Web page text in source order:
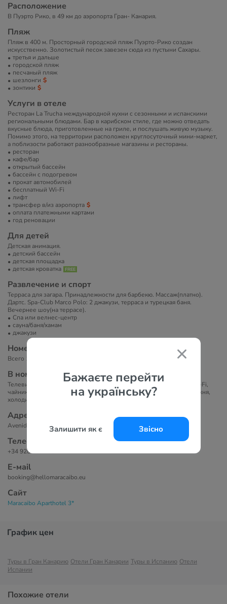
Бажаєте перейти
на українську?
Залишити як є Звісно
Расположение
В Пуэрто Рико, в 49 км до аэропорта Гран- Канария.
Пляж
Пляж в 400 м. Просторный городской пляж Пуэрто-Рико создан
искусственно. Золотистый песок завезен сюда из пустыни Сахары.
третья и дальше
городской пляж
песчаный пляж
шезлонги
зонтики
Услуги в отеле
Ресторан La Trucha международной кухни с сезонными и испанскими
региональными блюдами. Бар в карибском стиле, где можно отведать
вкусные блюда, приготовленные на гриле, и послушать живую музыку.
Помимо этого, на территории расположен круглосуточный мини-маркет,
а поблизости работают разнообразные магазины и рестораны.
ресторан
кафе/бар
открытый бассейн
бассейн с подогревом
прокат автомобилей
бесплатный Wi-Fi
лифт
трансфер в/из аэропорта
оплата платежными картами
год реновации
Для детей
Детская анимация.
детский бассейн
детская площадка
детская кроватка
Развлечение и спорт
Терраса для загара. Принадлежности для барбекю. Массаж(платно).
Дартс. Spa-Club Marco Polo: 2 джакузи, терраса и турецкая баня.
Вечернее шоу(на террасе).
Спа или велнес-центр
сауна/баня/хамам
джакузи
Номера
Всего 102 номера.
В номерах
Телевизор, ванна/душ, фен, кондиционер(платно), бесплатный Wi-Fi,
чайник/кофеварка, набор для чая и кофе, балкон/терраса, мини-кухня,
холодильник, плита, кухонные принадлежности.
Адрес
Avenida Mogan, 13, 35130 Пуэрто-Рико, Испания
Телефоны
+34 928 560 496
Е-маil
booking@hellomaracaibo.eu
Сайт
Maracaibo Aparthotel 3*
График цен
Туры в Гран Канарию Отели Гран Канарии Туры в Испанию Отели
Испании
Похожие отели